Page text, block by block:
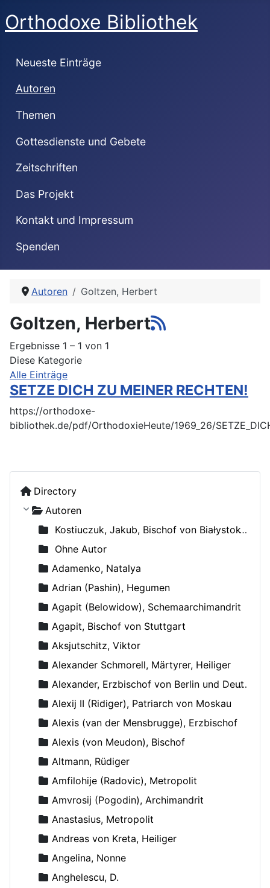
Orthodoxe Bibliothek
Neueste Einträge
Autoren
Themen
Gottesdienste und Gebete
Zeitschriften
Das Projekt
Kontakt und Impressum
Spenden
Directory
Autoren
Kostiuczuk, Jakub, Bischof von Białystok und Gdańsk
Ohne Autor
Adamenko, Natalya
Adrian (Pashin), Hegumen
Agapit (Belowidow), Schemaarchimandrit
Agapit, Bischof von Stuttgart
Aksjutschitz, Viktor
Alexander Schmorell, Märtyrer, Heiliger
Alexander, Erzbischof von Berlin und Deutschland
Alexij II (Ridiger), Patriarch von Moskau
Alexis (van der Mensbrugge), Erzbischof
Alexis (von Meudon), Bischof
Altmann, Rüdiger
Amfilohije (Radovic), Metropolit
Amvrosij (Pogodin), Archimandrit
Anastasius, Metropolit
Andreas von Kreta, Heiliger
Angelina, Nonne
Anghelescu, D.
Autoren Goltzen, Herbert
Goltzen, Herbert
Ergebnisse 1 – 1 von 1
Diese Kategorie
Alle Einträge
SETZE DICH ZU MEINER RECHTEN!
https://orthodoxe-
bibliothek.de/pdf/OrthodoxieHeute/1969_26/